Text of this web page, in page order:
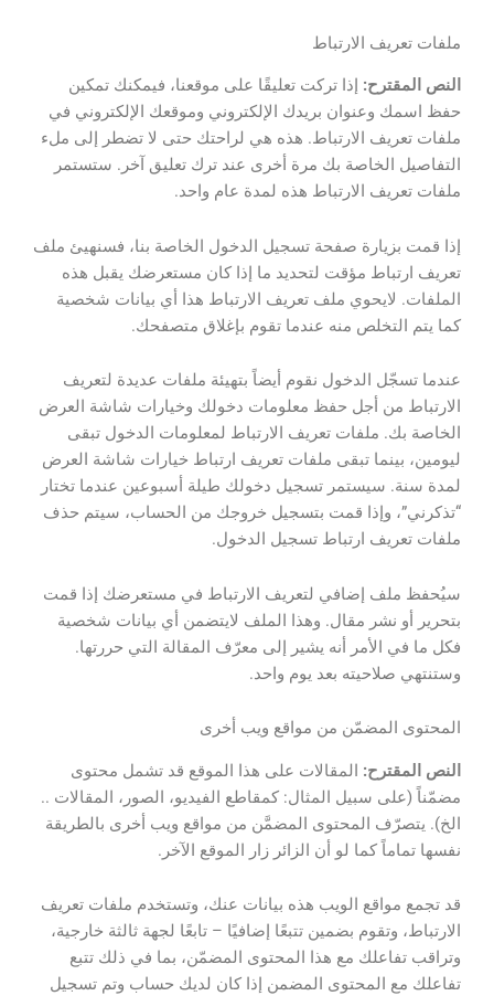
ملفات تعريف الارتباط
النص المقترح: إذا تركت تعليقًا على موقعنا، فيمكنك تمكين
حفظ اسمك وعنوان بريدك الإلكتروني وموقعك الإلكتروني في
ملفات تعريف الارتباط. هذه هي لراحتك حتى لا تضطر إلى ملء
التفاصيل الخاصة بك مرة أخرى عند ترك تعليق آخر. ستستمر
ملفات تعريف الارتباط هذه لمدة عام واحد.
إذا قمت بزيارة صفحة تسجيل الدخول الخاصة بنا، فسنهيئ ملف
تعريف ارتباط مؤقت لتحديد ما إذا كان مستعرضك يقبل هذه
الملفات. لايحوي ملف تعريف الارتباط هذا أي بيانات شخصية
كما يتم التخلص منه عندما تقوم بإغلاق متصفحك.
عندما تسجّل الدخول نقوم أيضاً بتهيئة ملفات عديدة لتعريف
الارتباط من أجل حفظ معلومات دخولك وخيارات شاشة العرض
الخاصة بك. ملفات تعريف الارتباط لمعلومات الدخول تبقى
ليومين، بينما تبقى ملفات تعريف ارتباط خيارات شاشة العرض
لمدة سنة. سيستمر تسجيل دخولك طيلة أسبوعين عندما تختار
“تذكرني”، وإذا قمت بتسجيل خروجك من الحساب، سيتم حذف
ملفات تعريف ارتباط تسجيل الدخول.
سيُحفظ ملف إضافي لتعريف الارتباط في مستعرضك إذا قمت
بتحرير أو نشر مقال. وهذا الملف لايتضمن أي بيانات شخصية
فكل ما في الأمر أنه يشير إلى معرّف المقالة التي حررتها.
وستنتهي صلاحيته بعد يوم واحد.
المحتوى المضمّن من مواقع ويب أخرى
النص المقترح: المقالات على هذا الموقع قد تشمل محتوى
مضمّناً (على سبيل المثال: كمقاطع الفيديو، الصور، المقالات ..
الخ). يتصرّف المحتوى المضمَّن من مواقع ويب أخرى بالطريقة
نفسها تماماً كما لو أن الزائر زار الموقع الآخر.
قد تجمع مواقع الويب هذه بيانات عنك، وتستخدم ملفات تعريف
الارتباط، وتقوم بضمين تتبعًا إضافيًا – تابعًا لجهة ثالثة خارجية،
وتراقب تفاعلك مع هذا المحتوى المضمّن، بما في ذلك تتبع
تفاعلك مع المحتوى المضمن إذا كان لديك حساب وتم تسجيل